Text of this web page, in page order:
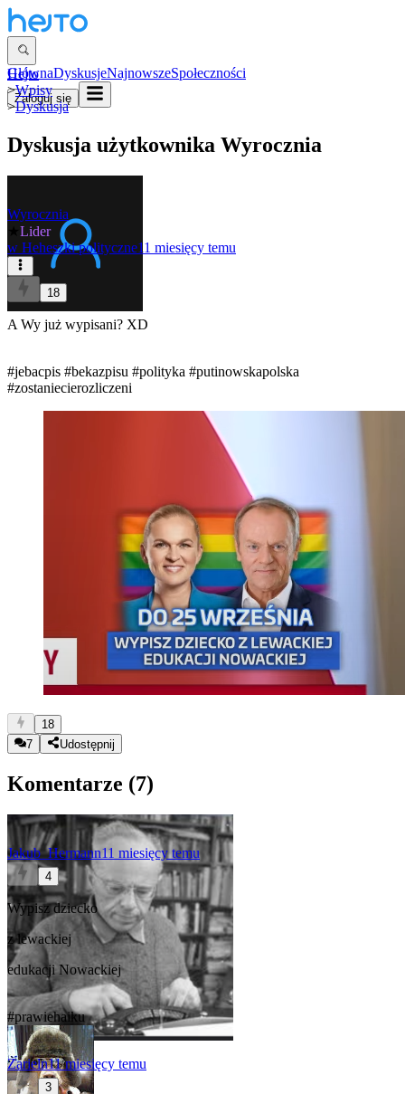
GłównaDyskusjeNajnowszeSpołeczności
Zaloguj się
Hejto
>Wpisy
>Dyskusja
Dyskusja użytkownika Wyrocznia
Wyrocznia
Lider
w Heheszki polityczne11 miesięcy temu
18
A Wy już wypisani? XD
#jebacpis #bekazpisu #polityka #putinowskapolska
#zostaniecierozliczeni
18
7
Udostępnij
Komentarze (7)
Jakub_Hermann11 miesięcy temu
4
Wypisz dziecko
z lewackiej
edukacji Nowackiej
#prawiehaiku
Zarieln11 miesięcy temu
3